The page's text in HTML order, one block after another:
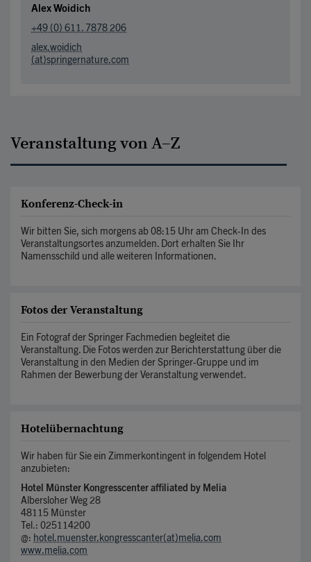
Alex Woidich
+49 (0) 611. 7878 206
alex.woidich
(at)springernature.com
Veranstaltung von A–Z
Konferenz-Check-in
Wir bitten Sie, sich morgens ab 08:15 Uhr am Check-In des
Veranstaltungsortes anzumelden. Dort erhalten Sie Ihr
Namensschild und alle weiteren Informationen.
Fotos der Veranstaltung
Ein Fotograf der Springer Fachmedien begleitet die
Veranstaltung. Die Fotos werden zur Berichterstattung über die
Veranstaltung in den Medien der Springer-Gruppe und im
Rahmen der Bewerbung der Veranstaltung verwendet.
Hotelübernachtung
Wir haben für Sie ein Zimmerkontingent in folgendem Hotel
anzubieten:
Hotel Münster Kongresscenter affiliated by Melia
Albersloher Weg 28
48115 Münster
Tel.: 025114200
@: hotel.muenster.kongresscanter(at)melia.com
www.melia.com